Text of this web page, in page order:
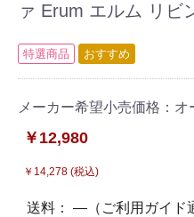
ァ Erum エルム リビ
特選商品 おすすめ
メーカー希望小売価格：オ
￥12,980
￥14,278 (税込)
送料： ―（ご利用ガイド